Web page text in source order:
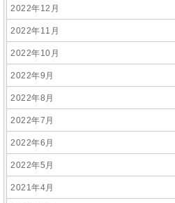
2022年12月
2022年11月
2022年10月
2022年9月
2022年8月
2022年7月
2022年6月
2022年5月
2021年4月